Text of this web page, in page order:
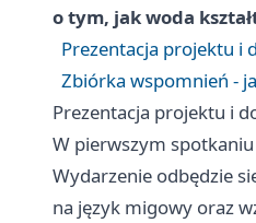
o tym, jak woda
Prezentacja projektu i
Zbiórka wspomnień -
Prezentacja projektu i
W pierwszym
Wydarzenie odbędzie
na język migowy oraz